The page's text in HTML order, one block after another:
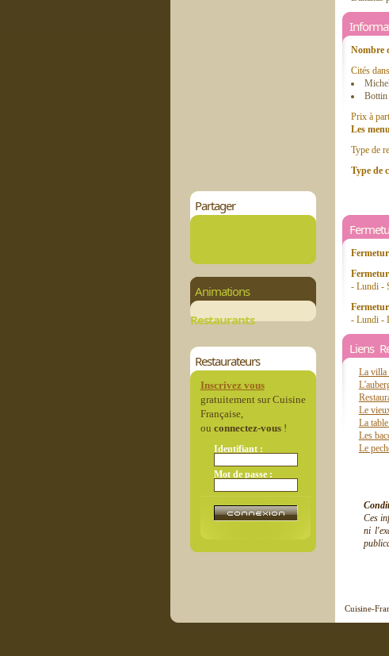
Partager
Animations
Restaurants
Restaurateurs
Inscrivez vous
gratuitement sur Cuisine
Française,
ou connectez-vous!
Identifiant :
Mot de passe :
Nombre
Cités
Bottin
Prix à
Les
Type de
Type de
- Lundi -
- Lundi -
Liens
La villa
Le
La
Les
Le
Ces
ni
Cuisine-